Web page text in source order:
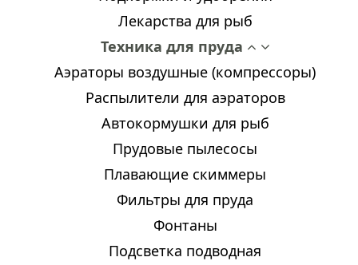
Лекарства для рыб
Техника для пруда
Аэраторы воздушные (компрессоры)
Распылители для аэраторов
Автокормушки для рыб
Прудовые пылесосы
Плавающие скиммеры
Фильтры для пруда
Фонтаны
Подсветка подводная